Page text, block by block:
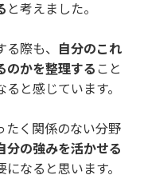
と考えました。
際も、 自分のこれ
のかを整理する こと
と感じています。
たく関係のない分野
分の強みを活かせる
なると思います。